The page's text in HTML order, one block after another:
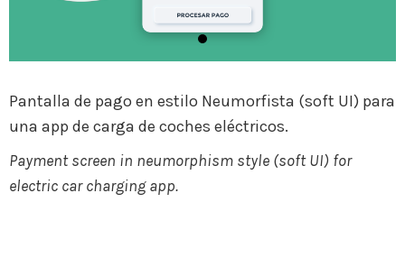
Pantalla de pago en estilo Neumorfista (soft UI) para
una app de carga de coches eléctricos.
Payment screen in neumorphism style (soft UI) for
electric car charging app.